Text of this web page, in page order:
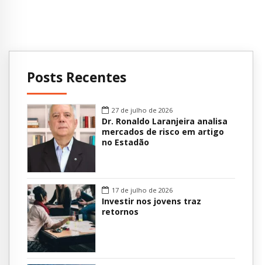
Posts Recentes
27 de julho de 2026
Dr. Ronaldo Laranjeira analisa
mercados de risco em artigo
no Estadão
17 de julho de 2026
Investir nos jovens traz
retornos